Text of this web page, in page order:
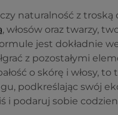
naturalność z
, włosów oraz twarzy,
jest dokładnie
z pozostałymi
o skórę i włosy,
podkreślając swój
i podaruj sobie